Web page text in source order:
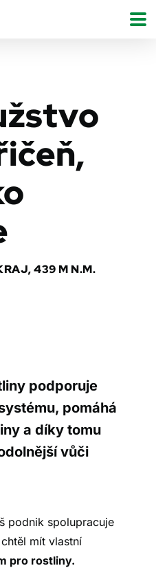
439 M N.M.
podporuje
pomáhá
a díky tomu
vůči
podnik spolupracuje
mít vlastní
pro rostliny.